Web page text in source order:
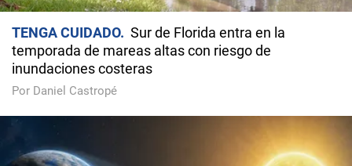
TENGA CUIDADO
Sur de Florida entra en la
temporada de mareas altas con riesgo de
inundaciones costeras
Por Daniel Castropé